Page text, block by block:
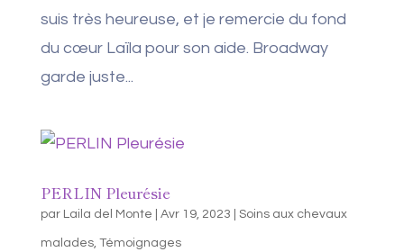
suis très heureuse, et je remercie du fond
du cœur Laïla pour son aide. Broadway
garde juste...
PERLIN Pleurésie
par Laila del Monte Avr 19, 2023 Soins aux chevaux
malades, Témoignages